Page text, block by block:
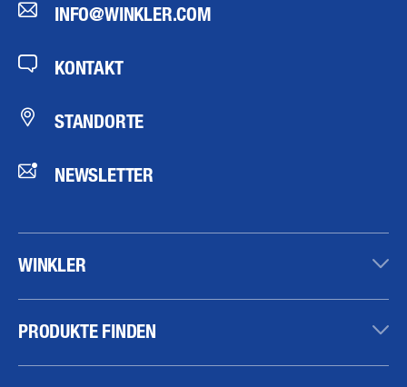
INFO@WINKLER.COM
KONTAKT
STANDORTE
NEWSLETTER
WINKLER
PRODUKTE FINDEN